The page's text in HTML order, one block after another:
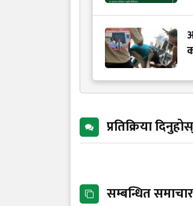
प्रतिक्रिया दिनुहोस्
सम्बन्धित समाचार